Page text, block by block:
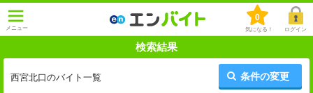
メニュー
0
気になる！ ログイン
検索結果
西宮北口のバイト一覧 条件の変更